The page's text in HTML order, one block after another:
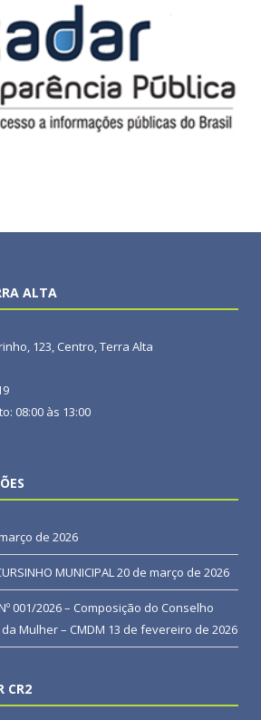
ALTA
123, Centro, Terra Alta
08:00 às 13:00
de 2026
MUNICIPAL20 de março de 2026
001/2026 – Composição do Conselho
Mulher – CMDM 13 de fevereiro de 2026
CR2